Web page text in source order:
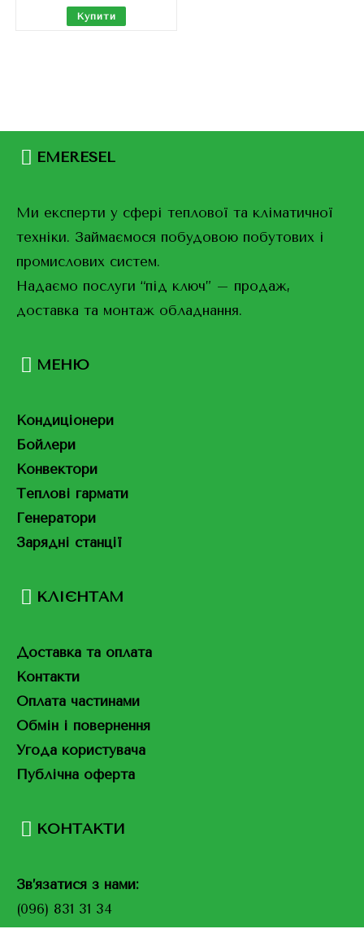
Купити
EMERESEL
Ми експерти у сфері теплової та кліматичної
техніки. Займаємося побудовою побутових і
промислових систем.
Надаємо послуги “під ключ” – продаж,
доставка та монтаж обладнання.
МЕНЮ
Кондиціонери
Бойлери
Конвектори
Теплові гармати
Генератори
Зарядні станції
КЛІЄНТАМ
Доставка та оплата
Контакти
Оплата частинами
Обмін і повернення
Угода користувача
Публічна оферта
КОНТАКТИ
Зв’язатися з нами:
(096) 831 31 34